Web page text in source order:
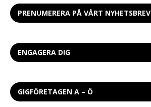
PRENUMERERA PÅ VÅRT NYHETSBREV
ENGAGERA DIG
GIGFÖRETAGEN A – Ö